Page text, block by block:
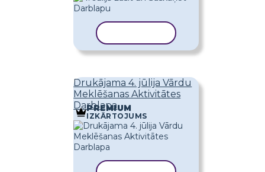
Drukājama 4. jūlija Vārdu
Meklēšanas Aktivitātes
Darblapa
PREMIUM
IZKĀRTOJUMS